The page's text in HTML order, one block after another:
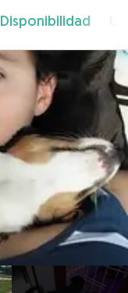
Disponibilidad